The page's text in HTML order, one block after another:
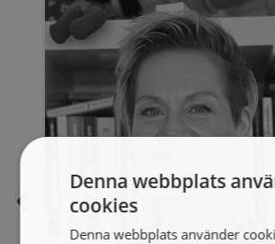
Denna webbplats
cookies
Denna webbplats använder